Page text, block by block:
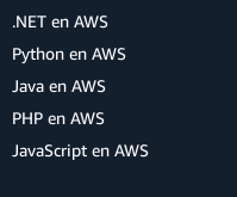
.NET en AWS
Python en AWS
Java en AWS
PHP en AWS
JavaScript en AWS